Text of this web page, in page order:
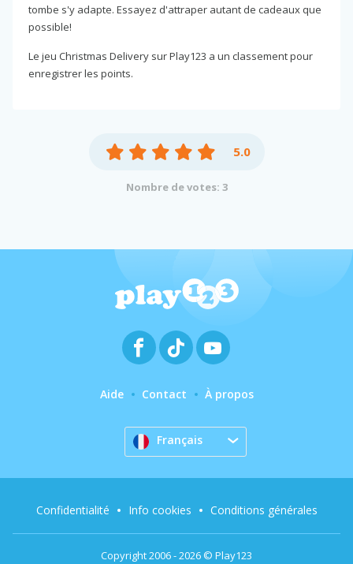
tombe s'y adapte. Essayez d'attraper autant de cadeaux que
possible!
Le jeu Christmas Delivery sur Play123 a un classement pour
enregistrer les points.
5.0
Nombre de votes: 3
Aide Contact À propos
Français
Copyright 2006 - 2026 © Play123
Confidentialité Info cookies Conditions générales